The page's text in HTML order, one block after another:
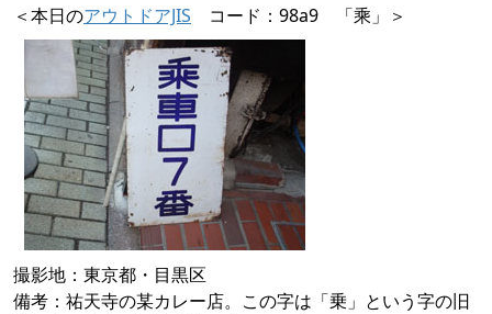
＜本日のアウトドアJIS コード：98a9 「乘」＞
撮影地：東京都・目黒区
備考：祐天寺の某カレー店。この字は「乗」という字の旧